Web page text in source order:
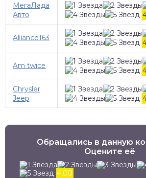
МегаЛада
Авто
Alliance163
Am twice
Chrysler
Jeep
Обращались в данную
Оцените её
4,00